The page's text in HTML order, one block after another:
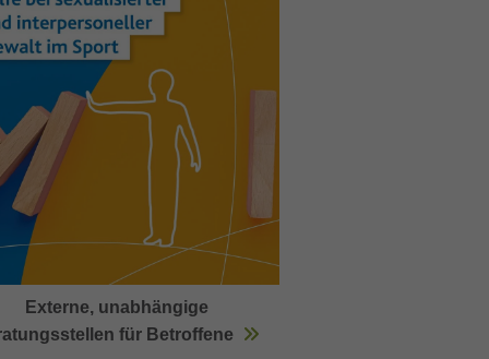
Externe, unabhängige
für Betroffene